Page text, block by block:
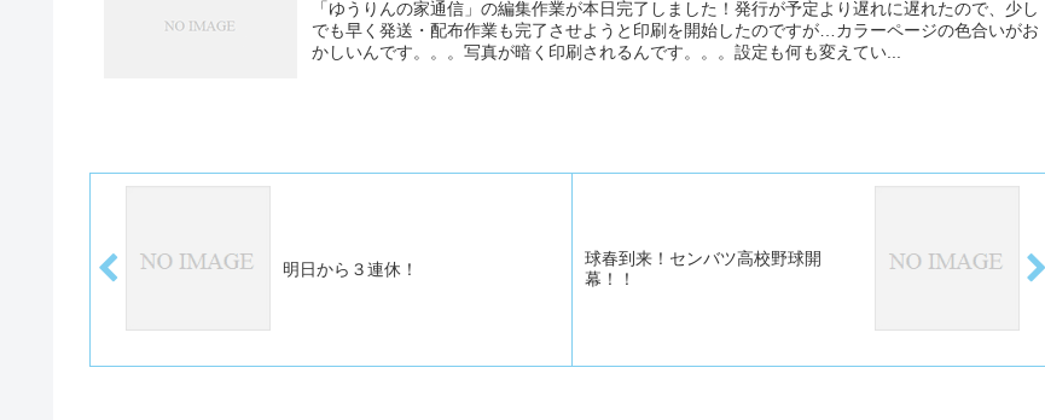
「ゆうりんの家通信」の編集作業が本日完了しました！発行が予定より遅れに遅れたので、少し
でも早く発送・配布作業も完了させようと印刷を開始したのですが…カラーページの色合いがお
かしいんです。。。写真が暗く印刷されるんです。。。設定も何も変えてい...
明日から３連休！
球春到来！センバツ高校野球開
幕！！